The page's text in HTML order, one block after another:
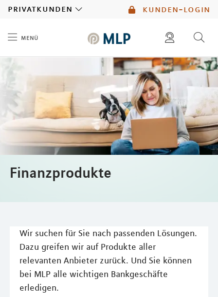
kunden-login
privatkunden
menü
diese website durchsuchen
mlp berater finden
Finanzprodukte
Wir suchen für Sie nach passenden Lösungen.
Dazu greifen wir auf Produkte aller
relevanten Anbieter zurück. Und Sie können
bei MLP alle wichtigen Bankgeschäfte
erledigen.